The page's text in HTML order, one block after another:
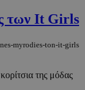
των It Girls
myrodies-ton-it-girls
της μόδας